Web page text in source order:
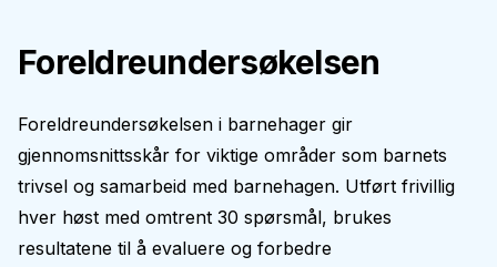
Foreldreundersøkelsen
Foreldreundersøkelsen i barnehager gir
gjennomsnittsskår for viktige områder som barnets
trivsel og samarbeid med barnehagen. Utført frivillig
hver høst med omtrent 30 spørsmål, brukes
resultatene til å evaluere og forbedre